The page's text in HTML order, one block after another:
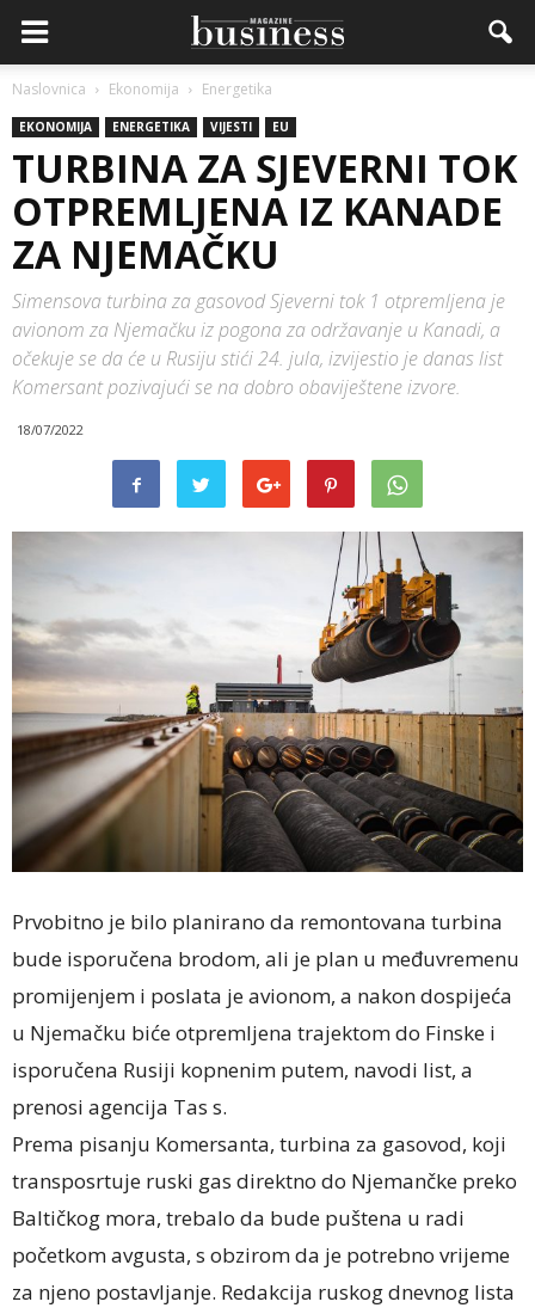
Naslovnica Ekonomija Energetika
EKONOMIJA ENERGETIKA VIJESTI EU
TURBINA ZA SJEVERNI TOK
OTPREMLJENA IZ KANADE
ZA NJEMAČKU
Simensova turbina za gasovod Sjeverni tok 1 otpremljena je
avionom za Njemačku iz pogona za održavanje u Kanadi, a
očekuje se da će u Rusiju stići 24. jula, izvijestio je danas list
Komersant pozivajući se na dobro obaviještene izvore.
18/07/2022
Prvobitno je bilo planirano da remontovana turbina
bude isporučena brodom, ali je plan u međuvremenu
promijenjem i poslata je avionom, a nakon dospijeća
u Njemačku biće otpremljena trajektom do Finske i
isporučena Rusiji kopnenim putem, navodi list, a
prenosi agencija Tas s.
Prema pisanju Komersanta, turbina za gasovod, koji
transposrtuje ruski gas direktno do Njemančke preko
Baltičkog mora, trebalo da bude puštena u radi
početkom avgusta, s obzirom da je potrebno vrijeme
za njeno postavljanje. Redakcija ruskog dnevnog lista